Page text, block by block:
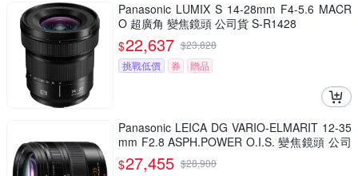
Panasonic LUMIX S 14-28mm F4-5.6 MACR
O 超廣角 變焦鏡頭 公司貨 S-R1428
$22,637 $23,828
挑戰低價
券 贈品
Panasonic LEICA DG VARIO-ELMARIT 12-35
mm F2.8 ASPH.POWER O.I.S. 變焦鏡頭 公司
貨 H-ES12035
$27,455 $28,900